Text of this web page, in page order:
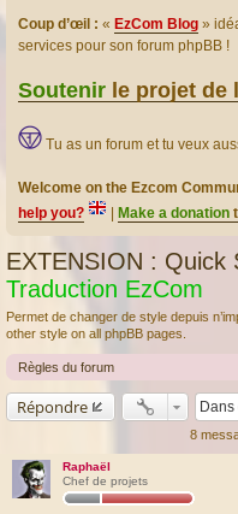
Coup d’œil : « EzCom Blog »
services pour son forum phpBB !
Soutenir le projet de
Tu as un forum et tu veux
Welcome on the Ezcom
help you?
Make a donation
EXTENSION : Quick
Traduction EzCom
Permet de changer de style depuis
other style on all phpBB pages.
Règles du forum
Répondre
8
Raphaël
Chef de projets